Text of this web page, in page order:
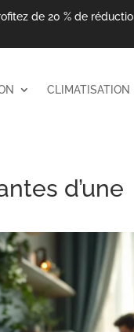
de 20 % de
CLIMATISATION
d’une